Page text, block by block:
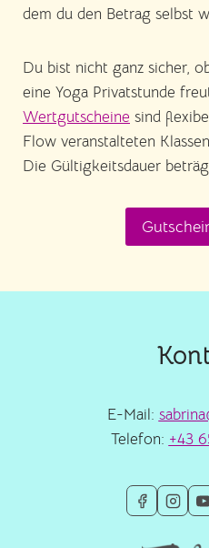
dem du den Betrag selbst
Du bist nicht ganz sicher,
eine Yoga Privatstunde
Wertgutscheine sind
Flow veranstalteten
Die Gültigkeitsdauer
E-Mail:
Telefon: +43